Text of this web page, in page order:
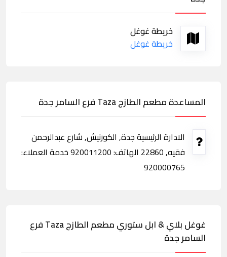
خريطة غوغل
خريطة غوغل
المساعدة مطعم الطازج Taza فرع السامر جدة
الادارة الرئيسية جدة, الكورنيش, شارع عبدالرحمن
فقيه, 22860 الهاتف: 920011200 خدمة العملاء:
920000765
غوغل بلاي & ابل ستوري مطعم الطازج Taza فرع
السامر جدة